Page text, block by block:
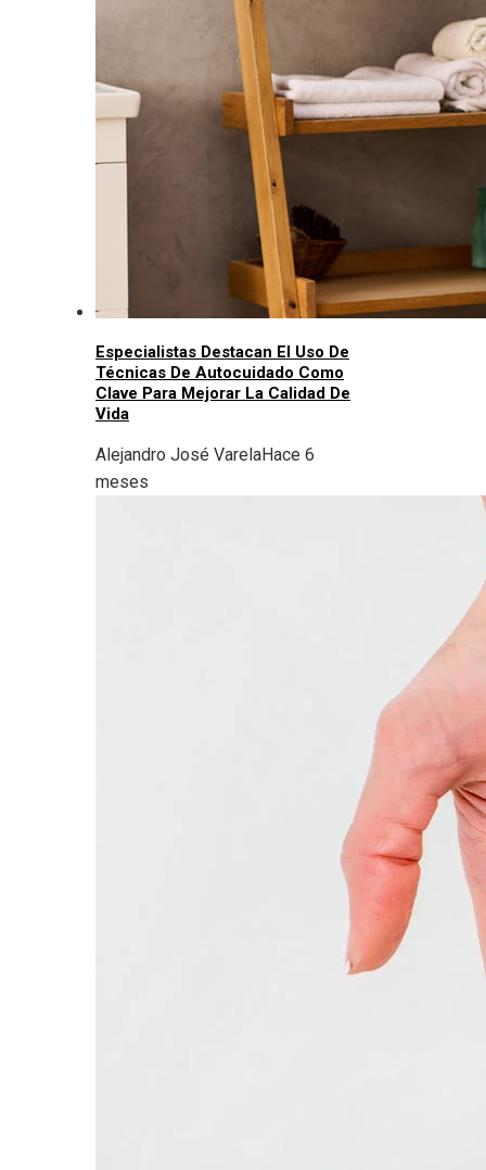
Especialistas Destacan El Uso De
Técnicas De Autocuidado Como
Clave Para Mejorar La Calidad De
Vida
Alejandro José VarelaHace 6
meses